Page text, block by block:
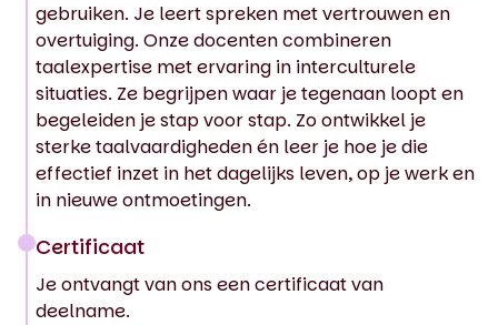
gebruiken. Je leert spreken met vertrouwen en
overtuiging. Onze docenten combineren
taalexpertise met ervaring in interculturele
situaties. Ze begrijpen waar je tegenaan loopt en
begeleiden je stap voor stap. Zo ontwikkel je
sterke taalvaardigheden én leer je hoe je die
effectief inzet in het dagelijks leven, op je werk en
in nieuwe ontmoetingen.
Certificaat
Je ontvangt van ons een certificaat van
deelname.